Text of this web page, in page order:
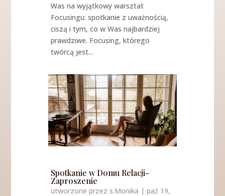
Was na wyjątkowy warsztat
Focusingu: spotkanie z uważnością,
ciszą i tym, co w Was najbardziej
prawdziwe. Focusing, którego
twórcą jest...
Spotkanie w Domu Relacji-
Zaproszenie
utworzone przezs.Monika |paź 19,